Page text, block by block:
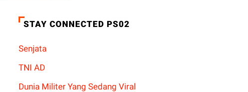
STAY CONNECTED PS02
Senjata
TNI AD
Dunia Militer Yang Sedang Viral